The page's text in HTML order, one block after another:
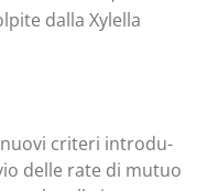
dal­la Xylel­la
nuo­vi cri­te­ri intro­du­
del­le rate di mutuo